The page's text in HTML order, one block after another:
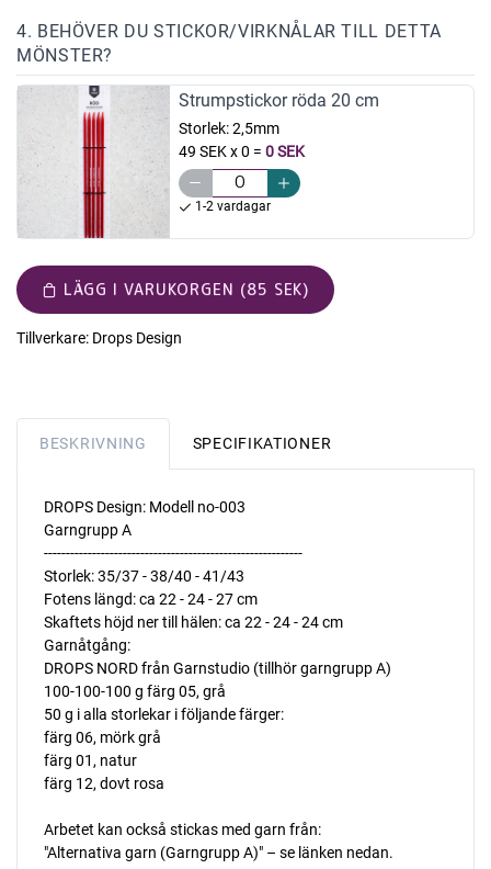
4. BEHÖVER DU STICKOR/VIRKNÅLAR TILL DETTA
MÖNSTER?
Strumpstickor röda 20 cm
Storlek:2,5mm
49 SEK x 0 = 0 SEK
1-2 vardagar
LÄGG I VARUKORGEN (85 SEK)
Tillverkare: Drops Design
BESKRIVNING SPECIFIKATIONER
DROPS Design: Modell no-003
Garngrupp A
-----------------------------------------------------------
Storlek: 35/37 - 38/40 - 41/43
Fotens längd: ca 22 - 24 - 27 cm
Skaftets höjd ner till hälen: ca 22 - 24 - 24 cm
Garnåtgång:
DROPS NORD från Garnstudio (tillhör garngrupp A)
100-100-100 g färg 05, grå
50 g i alla storlekar i följande färger:
färg 06, mörk grå
färg 01, natur
färg 12, dovt rosa
Arbetet kan också stickas med garn från:
"Alternativa garn (Garngrupp A)" – se länken nedan.